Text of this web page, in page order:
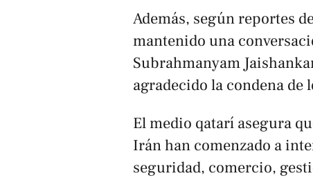
Además, según reportes
mantenido una
Subrahmanyam
agradecido la condena de
El medio qatarí asegura
Irán han comenzado a
seguridad, comercio,